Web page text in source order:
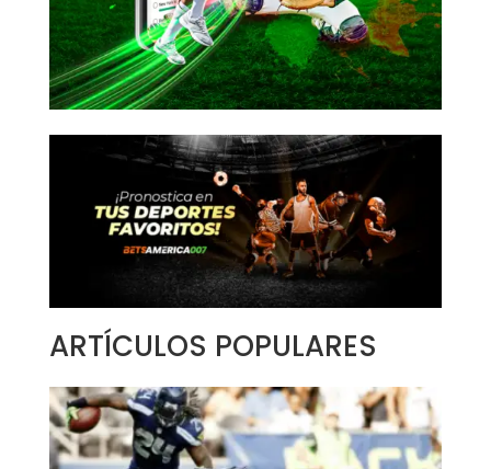
ARTÍCULOS POPULARES